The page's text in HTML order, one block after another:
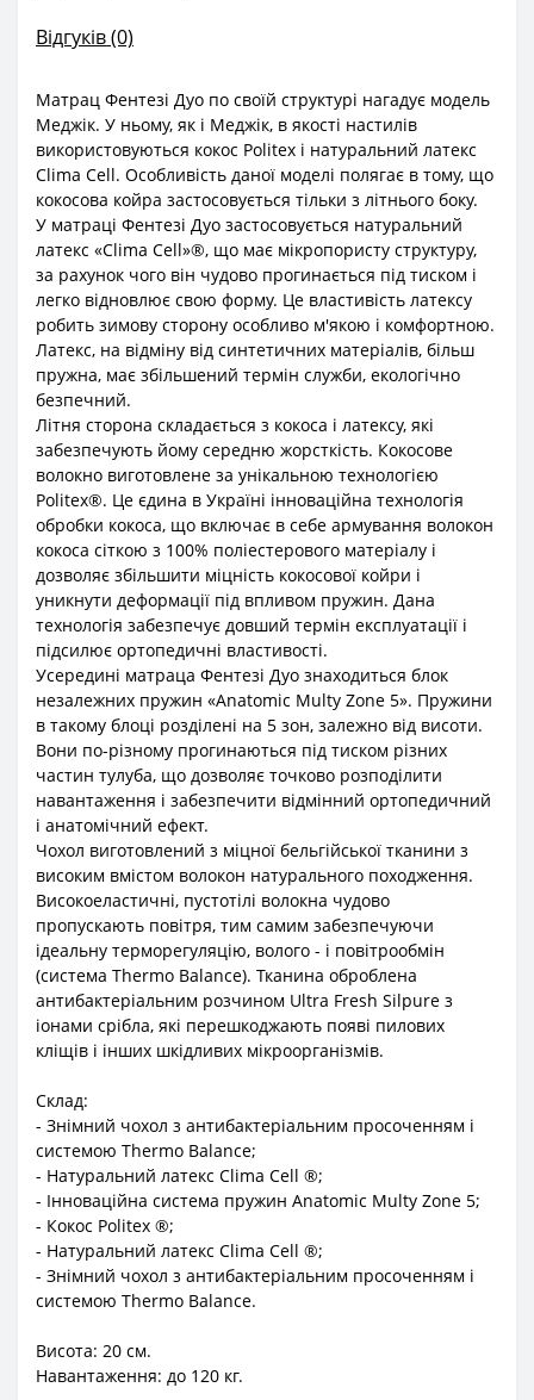
Відгуків (0)
Матрац Фентезі Дуо по своїй структурі нагадує модель
Меджік. У ньому, як і Меджік, в якості настилів
використовуються кокос Politex і натуральний латекс
Clima Cell. Особливість даної моделі полягає в тому, що
кокосова койра застосовується тільки з літнього боку.
У матраці Фентезі Дуо застосовується натуральний
латекс «Clima Cell»®, що має мікропористу структуру,
за рахунок чого він чудово прогинається під тиском і
легко відновлює свою форму. Це властивість латексу
робить зимову сторону особливо м'якою і комфортною.
Латекс, на відміну від синтетичних матеріалів, більш
пружна, має збільшений термін служби, екологічно
безпечний.
Літня сторона складається з кокоса і латексу, які
забезпечують йому середню жорсткість. Кокосове
волокно виготовлене за унікальною технологією
Politex®. Це єдина в Україні інноваційна технологія
обробки кокоса, що включає в себе армування волокон
кокоса сіткою з 100% поліестерового матеріалу і
дозволяє збільшити міцність кокосової койри і
уникнути деформації під впливом пружин. Дана
технологія забезпечує довший термін експлуатації і
підсилює ортопедичні властивості.
Усередині матраца Фентезі Дуо знаходиться блок
незалежних пружин «Anatomic Multy Zone 5». Пружини
в такому блоці розділені на 5 зон, залежно від висоти.
Вони по-різному прогинаються під тиском різних
частин тулуба, що дозволяє точково розподілити
навантаження і забезпечити відмінний ортопедичний
і анатомічний ефект.
Чохол виготовлений з міцної бельгійської тканини з
високим вмістом волокон натурального походження.
Високоеластичні, пустотілі волокна чудово
пропускають повітря, тим самим забезпечуючи
ідеальну терморегуляцію, волого - і повітрообмін
(система Thermo Balance). Тканина оброблена
антибактеріальним розчином Ultra Fresh Silpure з
іонами срібла, які перешкоджають появі пилових
кліщів і інших шкідливих мікроорганізмів.
Склад:
- Знімний чохол з антибактеріальним просоченням і
системою Thermo Balance;
- Натуральний латекс Clima Cell ®;
- Інноваційна система пружин Anatomic Multy Zone 5;
- Кокос Politex ®;
- Натуральний латекс Clima Cell ®;
- Знімний чохол з антибактеріальним просоченням і
системою Thermo Balance.
Висота: 20 см.
Навантаження: до 120 кг.